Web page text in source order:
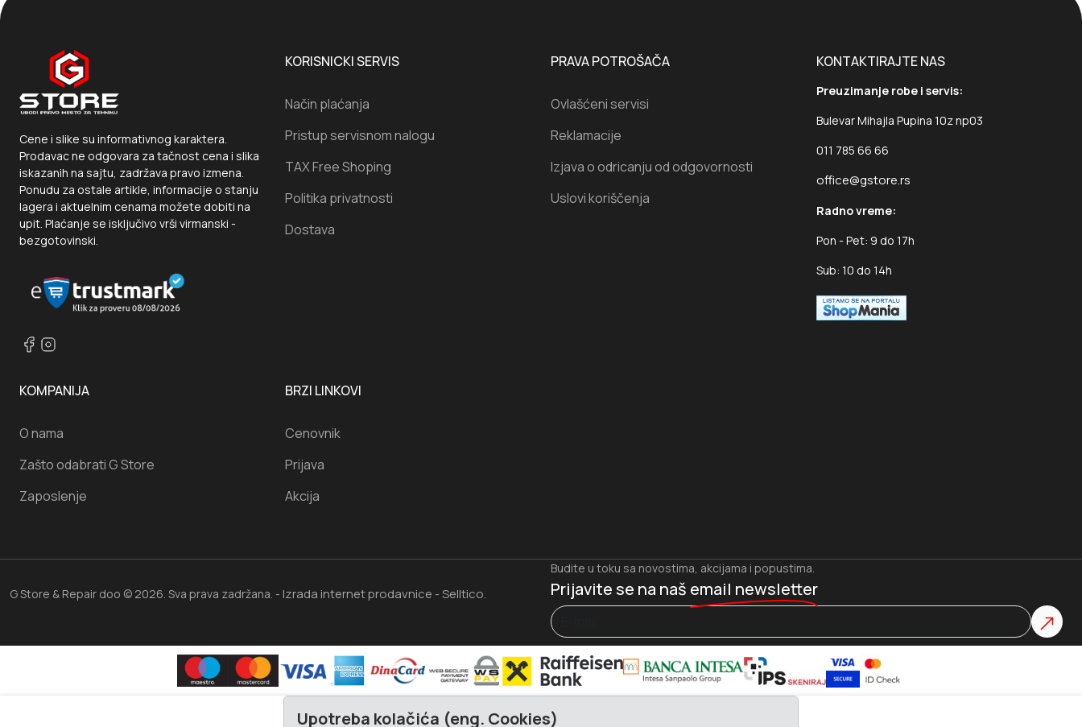
Cene i slike su informativnog karaktera.
Prodavac ne odgovara za tačnost cena i slika
iskazanih na sajtu, zadržava pravo izmena.
Ponudu za ostale artikle, informacije o stanju
lagera i aktuelnim cenama možete dobiti na
upit. Plaćanje se isključivo vrši virmanski -
bezgotovinski.
KORISNICKI SERVIS
Način plaćanja
Pristup servisnom nalogu
TAX Free Shoping
Politika privatnosti
Dostava
PRAVA POTROŠAČA
Ovlašćeni servisi
Reklamacije
Izjava o odricanju od odgovornosti
Uslovi koriščenja
KONTAKTIRAJTE NAS
Preuzimanje robe i servis:
Bulevar Mihajla Pupina 10z np03
011 785 66 66
office@gstore.rs
Radno vreme:
Pon - Pet: 9 do 17h
Sub: 10 do 14h
KOMPANIJA
O nama
Zašto odabrati G Store
Zaposlenje
BRZI LINKOVI
Cenovnik
Prijava
Akcija
G Store & Repair doo © 2026. Sva prava zadržana. - Izrada internet prodavnice - Selltico.
Budite u toku sa novostima, akcijama i popustima.
Prijavite se na naš email newsletter
Upotreba kolačića (eng. Cookies)